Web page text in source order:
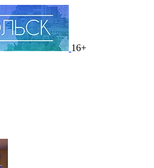
16+